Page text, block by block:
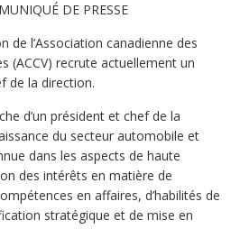
DE PRESSE
de l’Association canadienne des
(ACCV) recrute actuellement un
de la direction.
d’un président et chef de la
du secteur automobile et
dans les aspects de haute
des intérêts en matière de
en affaires, d’habilités de
stratégique et de mise en